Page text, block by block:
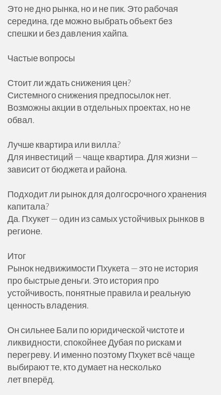
Это не дно рынка, но и не пик. Это рабочая
середина, где можно выбрать объект без
спешки и без давления хайпа.
Частые вопросы
Стоит ли ждать снижения цен?
Системного снижения предпосылок нет.
Возможны акции в отдельных проектах, но не
обвал.
Лучше квартира или вилла?
Для инвестиций — чаще квартира. Для жизни —
зависит от бюджета и района.
Подходит ли рынок для долгосрочного хранения
капитала?
Да. Пхукет — один из самых устойчивых рынков в
регионе.
Итог
Рынок недвижимости Пхукета — это не история
про быстрые деньги. Это история про
устойчивость, понятные правила и реальную
ценность владения.
Он сильнее Бали по юридической чистоте и
ликвидности, спокойнее Дубая по рискам и
перегреву. И именно поэтому Пхукет всё чаще
выбирают те, кто думает на несколько
лет вперёд.